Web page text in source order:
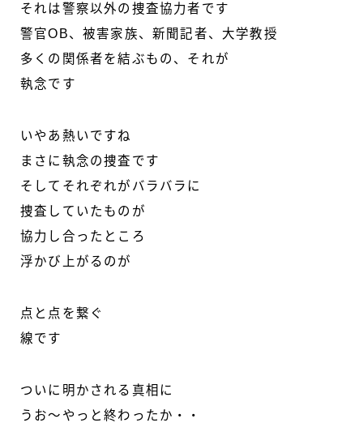
それは警察以外の捜査協力者です
警官OB、被害家族、新聞記者、大学教授
多くの関係者を結ぶもの、それが
執念です
いやあ熱いですね
まさに執念の捜査です
そしてそれぞれがバラバラに
捜査していたものが
協力し合ったところ
浮かび上がるのが
点と点を繋ぐ
線です
ついに明かされる真相に
うお～やっと終わったか・・